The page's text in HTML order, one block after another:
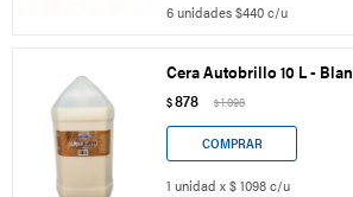
6 unidades $440 c/u
Cera Autobrillo 10 L -
$878 $1.098
1 unidad x $ 1098 c/u